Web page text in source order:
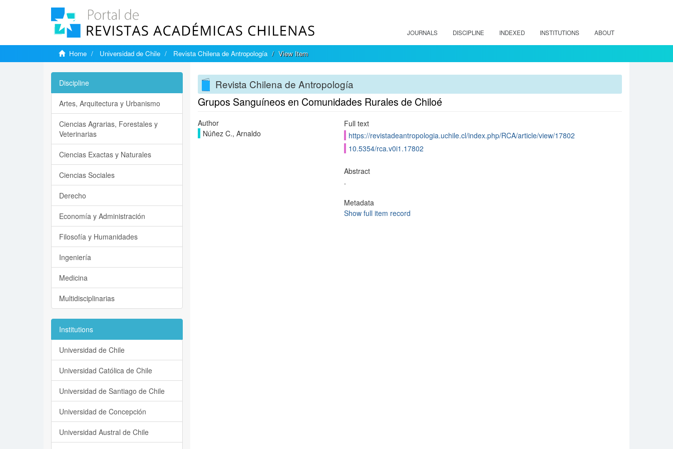
JOURNALS DISCIPLINE INDEXED INSTITUTIONS ABOUT
Home Universidad de Chile Revista Chilena de Antropología View Item
Revista Chilena de Antropología
Grupos Sanguíneos en Comunidades Rurales de Chiloé
Author
Núñez C., Arnaldo
Full text
https://revistadeantropologia.uchile.cl/index.php/RCA/article/view/17802
10.5354/rca.v0i1.17802
Abstract
.
Metadata
Show full item record
Discipline
Artes, Arquitectura y Urbanismo
Ciencias Agrarias, Forestales y
Veterinarias
Ciencias Exactas y Naturales
Ciencias Sociales
Derecho
Economía y Administración
Filosofía y Humanidades
Ingeniería
Medicina
Multidisciplinarias
Institutions
Universidad de Chile
Universidad Católica de Chile
Universidad de Santiago de Chile
Universidad de Concepción
Universidad Austral de Chile